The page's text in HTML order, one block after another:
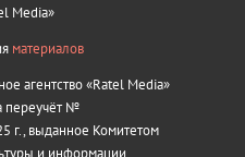
Media»
материалов
агентство «Ratel Media»
переучёт №
г., выданное Комитетом
и информации